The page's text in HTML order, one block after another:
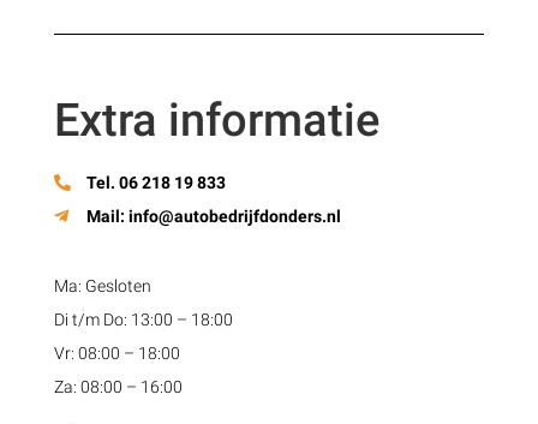
Extra informatie
Tel. 06 218 19 833
Mail: info@autobedrijfdonders.nl
Ma: Gesloten
Di t/m Do: 13:00 – 18:00
Vr: 08:00 – 18:00
Za: 08:00 – 16:00